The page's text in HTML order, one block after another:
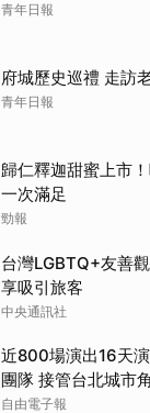
青年日報
府城歷史巡禮 走訪
青年日報
歸仁釋迦甜蜜上市
一次滿足
勁報
台灣LGBTQ+友善
享吸引旅客
中央通訊社
近800場演出16天
團隊 接管台北城市
自由電子報